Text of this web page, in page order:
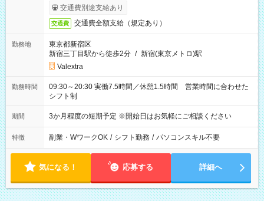
交通費別途支給あり
交通費 交通費全額支給（規定あり）
勤務地
東京都新宿区
新宿三丁目駅から徒歩2分 / 新宿(東京メトロ)駅
Valextra
勤務時間
09:30～20:30 実働7.5時間／休憩1.5時間 営業時間に合わせた
シフト制
期間 3か月程度の短期予定 ※開始日はお気軽にご相談ください
特徴 副業・WワークOK / シフト勤務 / パソコンスキル不要
気になる！ 応募する 詳細へ